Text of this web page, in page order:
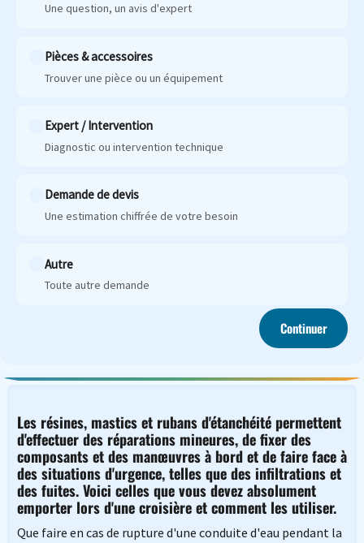
Une question, un avis d'expert
Pièces & accessoires
Trouver une pièce ou un équipement
Expert / Intervention
Diagnostic ou intervention technique
Demande de devis
Une estimation chiffrée de votre besoin
Autre
Toute autre demande
Continuer
Les résines, mastics et rubans d'étanchéité permettent
d'effectuer des réparations mineures, de fixer des
composants et des manœuvres à bord et de faire face à
des situations d'urgence, telles que des infiltrations et
des fuites. Voici celles que vous devez absolument
emporter lors d'une croisière et comment les utiliser.
Que faire en cas de rupture d'une conduite d'eau pendant la